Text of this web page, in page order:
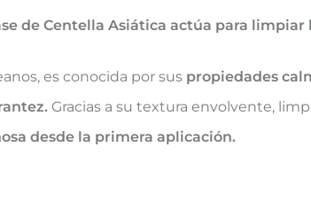
de Centella Asiática actúa para
es conocida por sus propiedades
Gracias a su textura envolvente,
desde la primera aplicación.